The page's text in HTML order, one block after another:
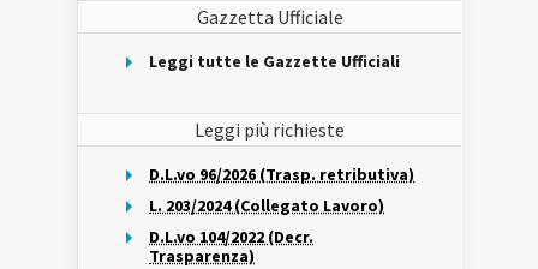
Gazzetta Ufficiale
Leggi tutte le Gazzette Ufficiali
Leggi più richieste
D.L.vo 96/2026 (Trasp. retributiva)
L. 203/2024 (Collegato Lavoro)
D.L.vo 104/2022 (Decr.
Trasparenza)